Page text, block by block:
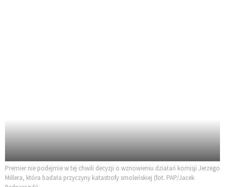
Premier nie podejmie w tej chwili decyzji o wznowieniu działań komisji Jerzego
Millera, która badała przyczyny katastrofy smoleńskiej (fot. PAP/Jacek